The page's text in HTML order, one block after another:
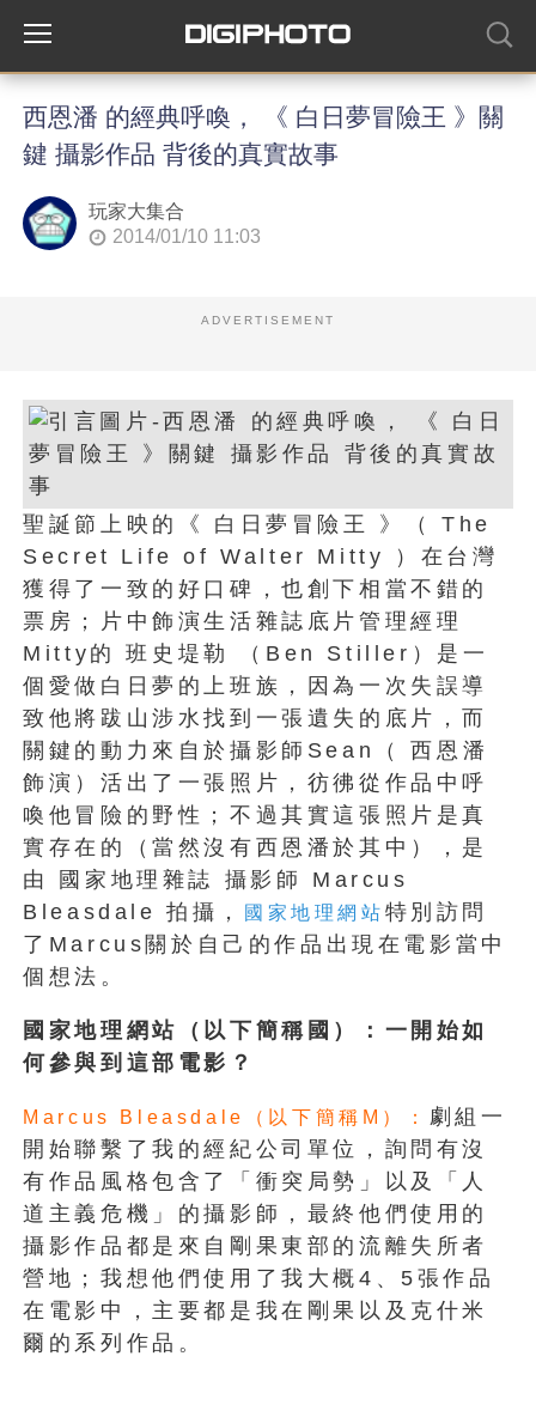
西恩潘 的經典呼喚， 《 白日夢冒險王 》關
鍵 攝影作品 背後的真實故事
玩家大集合
2014/01/10 11:03
ADVERTISEMENT
聖誕節上映的《 白日夢冒險王 》（ The
Secret Life of Walter Mitty ）在台灣
獲得了一致的好口碑，也創下相當不錯的
票房；片中飾演生活雜誌底片管理經理
Mitty的 班史堤勒 （Ben Stiller）是一
個愛做白日夢的上班族，因為一次失誤導
致他將跋山涉水找到一張遺失的底片，而
關鍵的動力來自於攝影師Sean（ 西恩潘
飾演）活出了一張照片，彷彿從作品中呼
喚他冒險的野性；不過其實這張照片是真
實存在的（當然沒有西恩潘於其中），是
由 國家地理雜誌 攝影師 Marcus
Bleasdale 拍攝，
國家地理網站 特別訪問
了Marcus關於自己的作品出現在電影當中
個想法。
國家地理網站（以下簡稱國）：一開始如
何參與到這部電影？
Marcus Bleasdale（以下簡稱M）： 劇組一
開始聯繫了我的經紀公司單位，詢問有沒
有作品風格包含了「衝突局勢」以及「人
道主義危機」的攝影師，最終他們使用的
攝影作品都是來自剛果東部的流離失所者
營地；我想他們使用了我大概4、5張作品
在電影中，主要都是我在剛果以及克什米
爾的系列作品。